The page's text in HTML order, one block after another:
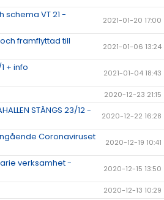
schema VT 21 -
2021-01-20 17:00
framflyttad till
2021-01-06 13:24
+ info
2021-01-04 18:43
2020-12-23 21:15
STÄNGS 23/12 -
2020-12-22 16:28
Coronaviruset
2020-12-19 10:41
verksamhet -
2020-12-15 13:50
2020-12-13 10:29